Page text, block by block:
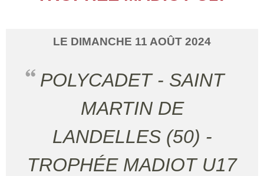
LE DIMANCHE 11 AOÛT 2024
POLYCADET - SAINT
MARTIN DE
LANDELLES (50) -
TROPHÉE MADIOT U17